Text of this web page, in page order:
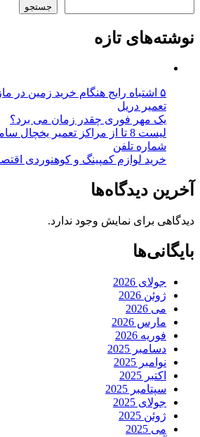
جستجو
نوشته‌های تازه
۵ اشتباه رایج هنگام خرید زمین در مازندران
تعمیر دریل
یک مهر فوری چقدر زمان می برد؟
لیست 8 تا از مراکز تعمیر
شماره تلفن
خرید لوازم کمپینگ و کوهنوردی
آخرین دیدگاه‌ها
دیدگاهی برای نمایش وجود ندارد.
بایگانی‌ها
جولای 2026
ژوئن 2026
می 2026
مارس 2026
فوریه 2026
دسامبر 2025
نوامبر 2025
اکتبر 2025
سپتامبر 2025
جولای 2025
ژوئن 2025
می 2025